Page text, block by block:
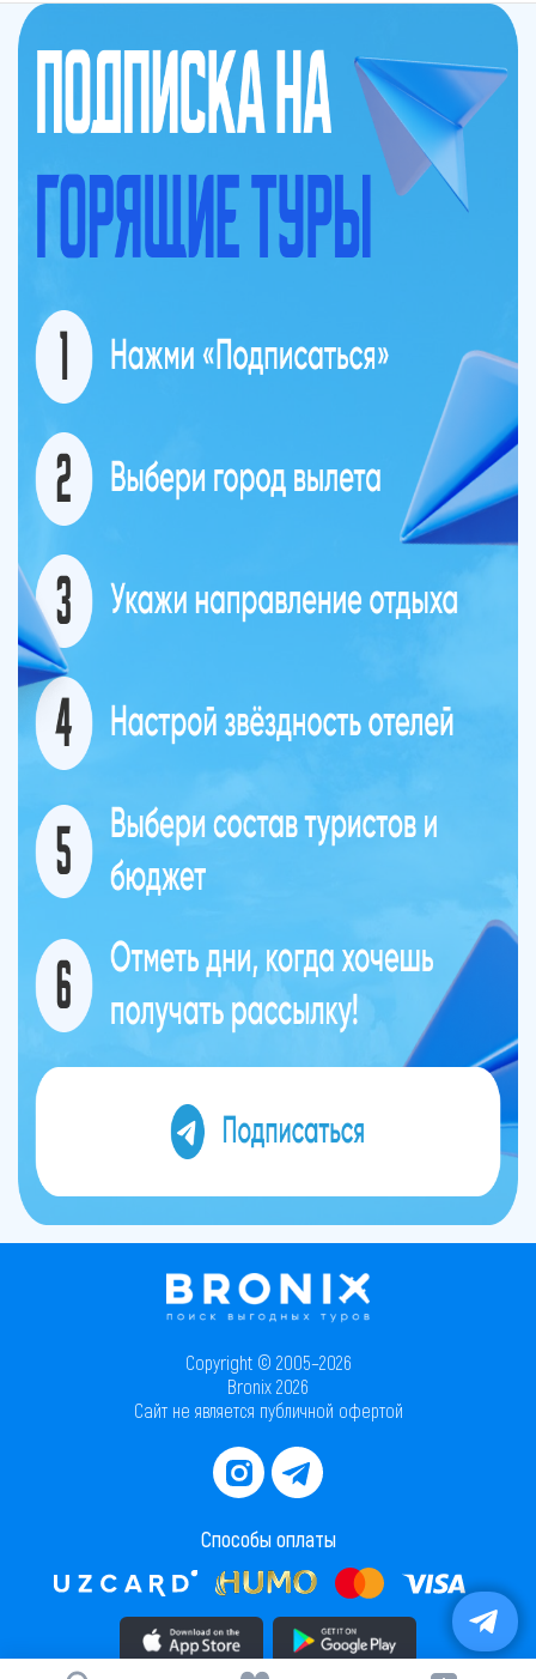
Copyright © 2005–2026
Bronix 2026
Сайт не является публичной офертой
Способы оплаты
Скачать приложение в AppStore Скачать приложение в PlayMarket